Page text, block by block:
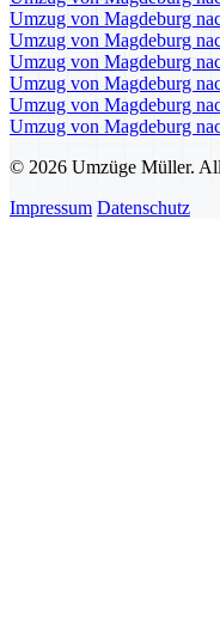
Umzug von Magdeburg
Umzug von Magdeburg
Umzug von Magdeburg
Umzug von Magdeburg
Umzug von Magdeburg
Umzug von Magdeburg
© 2026 Umzüge Müller.
Impressum Datenschutz